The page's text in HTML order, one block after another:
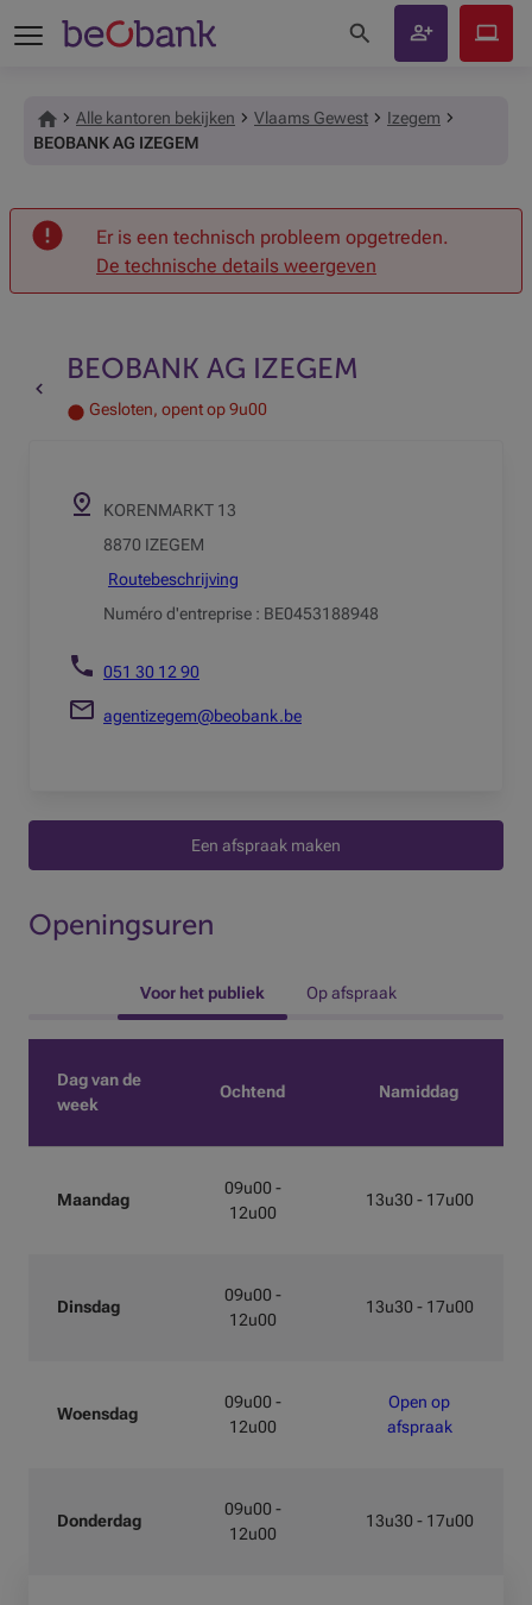
Onthaal
Alle kantoren bekijken Vlaams Gewest
Izegem
BEOBANK AG IZEGEM
Er is een technisch probleem opgetreden.
De technische details weergeven
Terug naar de vorige pagina
BEOBANK AG IZEGEM
Gesloten, opent op 9u00
KORENMARKT 13
8870 IZEGEM
Routebeschrijving
Numéro d'entreprise : BE0453188948
051 30 12 90
agentizegem@beobank.be
Een afspraak maken
Openingsuren
Voor het publiek Op afspraak
Dag van de
week
Ochtend Namiddag
Maandag
09u00 -
12u00
13u30 - 17u00
Dinsdag
09u00 -
12u00
13u30 - 17u00
Woensdag
09u00 -
12u00
Open op
afspraak
Donderdag
09u00 -
12u00
13u30 - 17u00